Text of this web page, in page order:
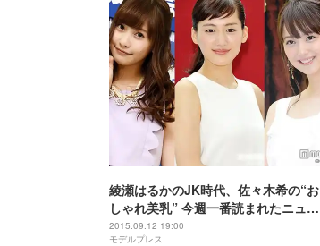
綾瀬はるかのJK時代、佐々木希の“お
しゃれ美乳” 今週一番読まれたニュー
スは？【総合TOP10】＜9/5～9/11＞
2015.09.12 19:00
モデルプレス